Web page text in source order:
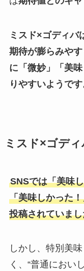
ミスド×ゴディバ
期待が膨らみや
に「微妙」「美
りやすいようです
ミスド×ゴデ
SNSでは「美味
「美味しかった
投稿されていま
しかし、特別美
く、“普通におい